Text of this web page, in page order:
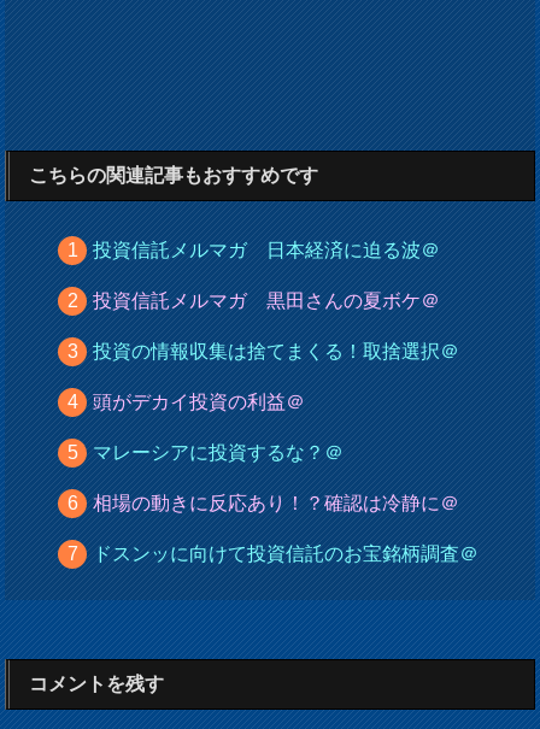
こちらの関連記事もおすすめです
投資信託メルマガ 日本経済に迫る波＠
投資信託メルマガ 黒田さんの夏ボケ＠
投資の情報収集は捨てまくる！取捨選択＠
頭がデカイ投資の利益＠
マレーシアに投資するな？＠
相場の動きに反応あり！？確認は冷静に＠
ドスンッに向けて投資信託のお宝銘柄調査＠
コメントを残す